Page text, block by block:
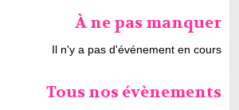
À ne pas manquer
Il n'y a pas d'événement en cours
Tous nos évènements